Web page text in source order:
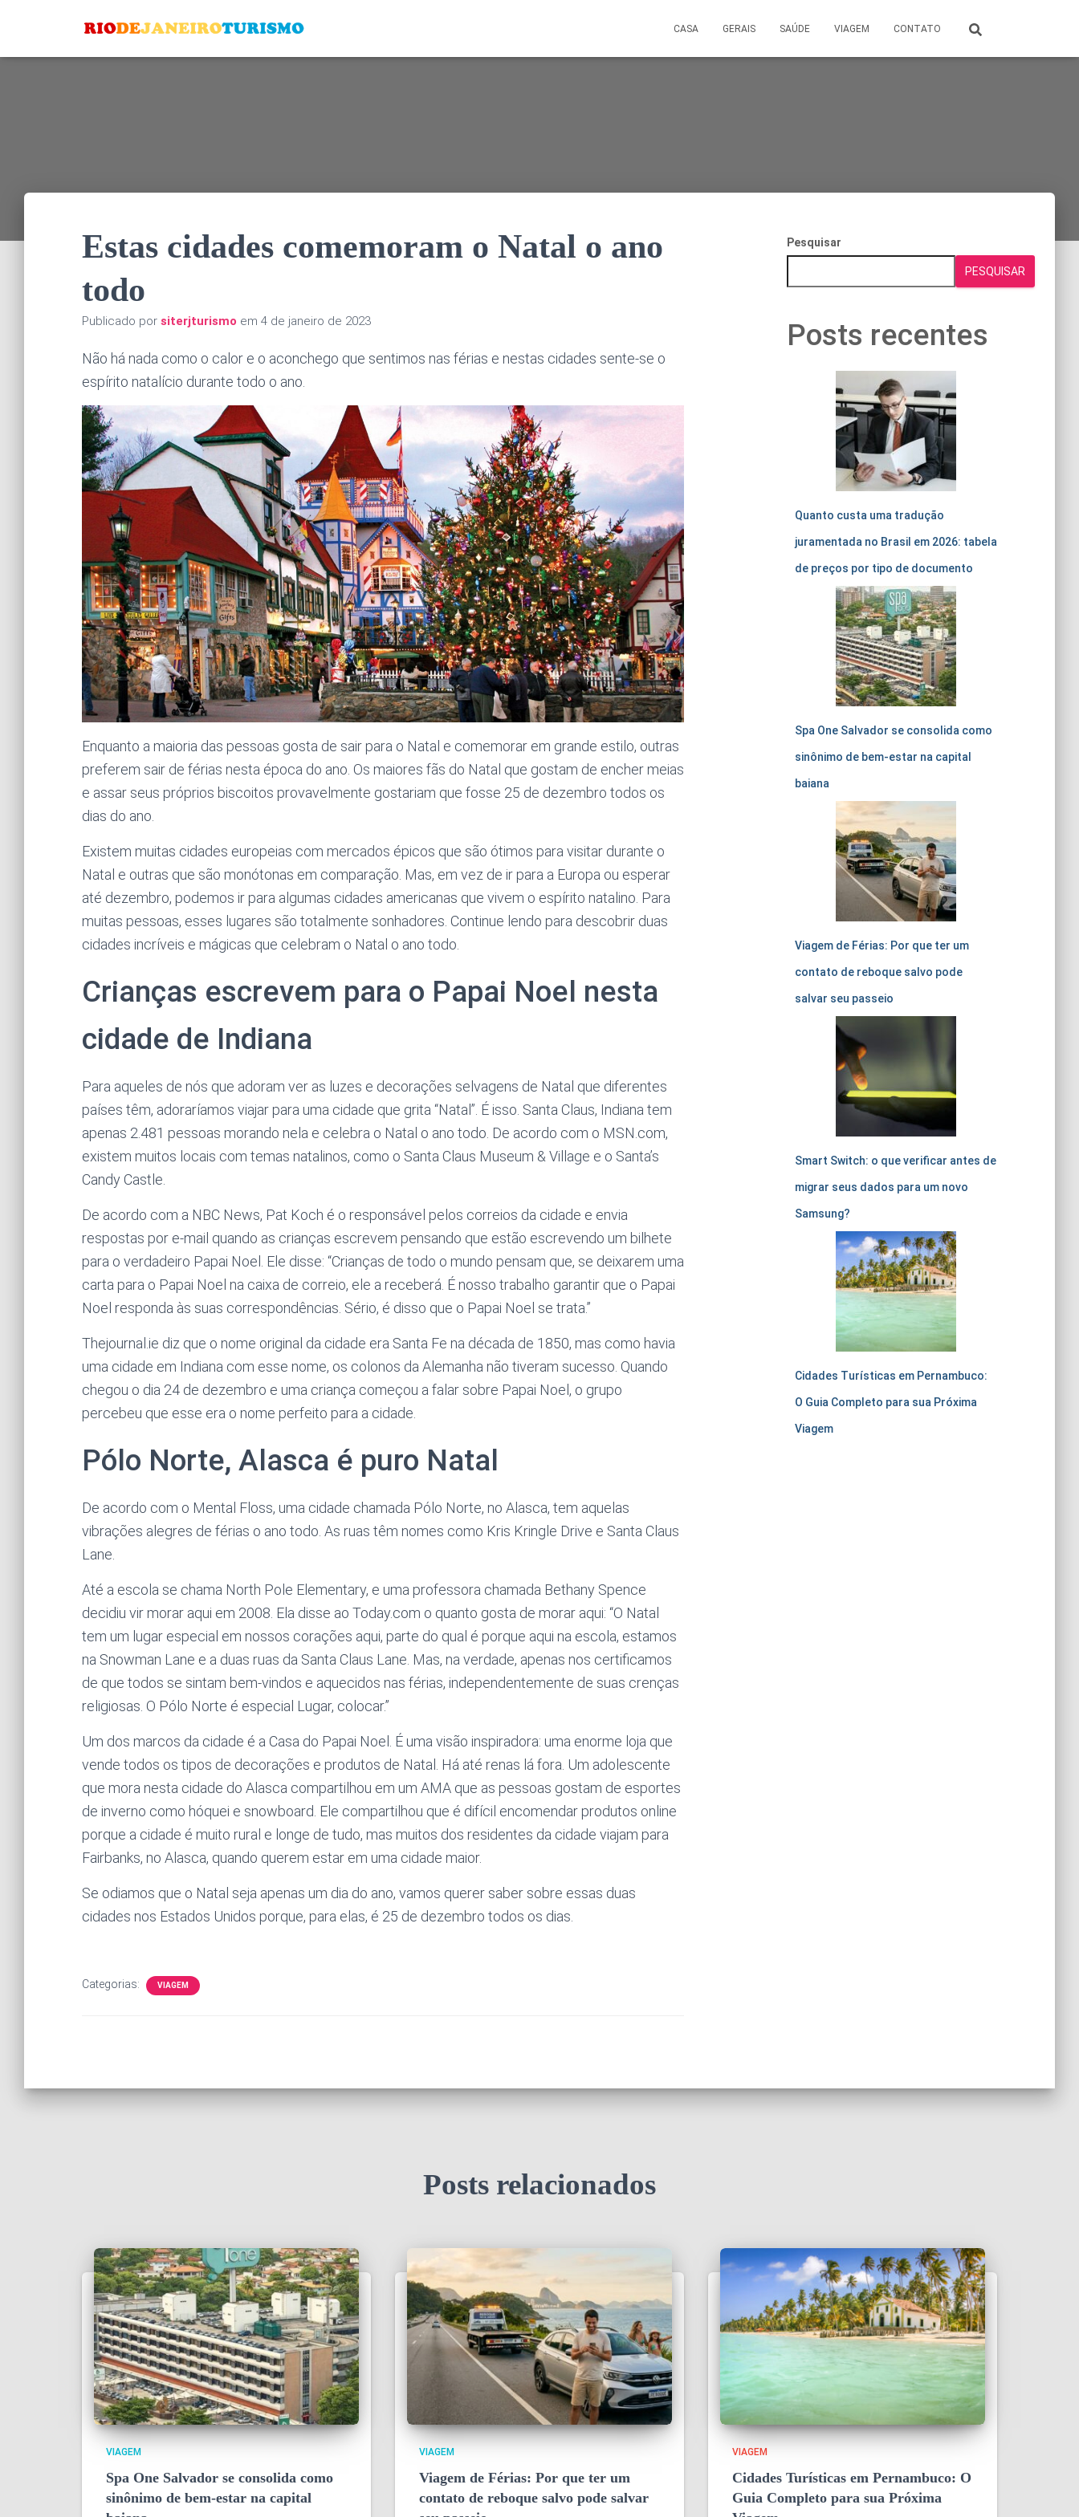
CASA GERAIS SAÚDE VIAGEM CONTATO
Estas cidades comemoram o Natal o ano
todo
Publicado por siterjturismo em 4 de janeiro de 2023
Não há nada como o calor e o aconchego que sentimos nas férias e nestas cidades sente-se o
espírito natalício durante todo o ano.
Enquanto a maioria das pessoas gosta de sair para o Natal e comemorar em grande estilo, outras
preferem sair de férias nesta época do ano. Os maiores fãs do Natal que gostam de encher meias
e assar seus próprios biscoitos provavelmente gostariam que fosse 25 de dezembro todos os
dias do ano.
Existem muitas cidades europeias com mercados épicos que são ótimos para visitar durante o
Natal e outras que são monótonas em comparação. Mas, em vez de ir para a Europa ou esperar
até dezembro, podemos ir para algumas cidades americanas que vivem o espírito natalino. Para
muitas pessoas, esses lugares são totalmente sonhadores. Continue lendo para descobrir duas
cidades incríveis e mágicas que celebram o Natal o ano todo.
Crianças escrevem para o Papai Noel nesta
cidade de Indiana
Para aqueles de nós que adoram ver as luzes e decorações selvagens de Natal que diferentes
países têm, adoraríamos viajar para uma cidade que grita “Natal”. É isso. Santa Claus, Indiana tem
apenas 2.481 pessoas morando nela e celebra o Natal o ano todo. De acordo com o MSN.com,
existem muitos locais com temas natalinos, como o Santa Claus Museum & Village e o Santa’s
Candy Castle.
De acordo com a NBC News, Pat Koch é o responsável pelos correios da cidade e envia
respostas por e-mail quando as crianças escrevem pensando que estão escrevendo um bilhete
para o verdadeiro Papai Noel. Ele disse: “Crianças de todo o mundo pensam que, se deixarem uma
carta para o Papai Noel na caixa de correio, ele a receberá. É nosso trabalho garantir que o Papai
Noel responda às suas correspondências. Sério, é disso que o Papai Noel se trata.”
Thejournal.ie diz que o nome original da cidade era Santa Fe na década de 1850, mas como havia
uma cidade em Indiana com esse nome, os colonos da Alemanha não tiveram sucesso. Quando
chegou o dia 24 de dezembro e uma criança começou a falar sobre Papai Noel, o grupo
percebeu que esse era o nome perfeito para a cidade.
Pólo Norte, Alasca é puro Natal
De acordo com o Mental Floss, uma cidade chamada Pólo Norte, no Alasca, tem aquelas
vibrações alegres de férias o ano todo. As ruas têm nomes como Kris Kringle Drive e Santa Claus
Lane.
Até a escola se chama North Pole Elementary, e uma professora chamada Bethany Spence
decidiu vir morar aqui em 2008. Ela disse ao Today.com o quanto gosta de morar aqui: “O Natal
tem um lugar especial em nossos corações aqui, parte do qual é porque aqui na escola, estamos
na Snowman Lane e a duas ruas da Santa Claus Lane. Mas, na verdade, apenas nos certificamos
de que todos se sintam bem-vindos e aquecidos nas férias, independentemente de suas crenças
religiosas. O Pólo Norte é especial Lugar, colocar.”
Um dos marcos da cidade é a Casa do Papai Noel. É uma visão inspiradora: uma enorme loja que
vende todos os tipos de decorações e produtos de Natal. Há até renas lá fora. Um adolescente
que mora nesta cidade do Alasca compartilhou em um AMA que as pessoas gostam de esportes
de inverno como hóquei e snowboard. Ele compartilhou que é difícil encomendar produtos online
porque a cidade é muito rural e longe de tudo, mas muitos dos residentes da cidade viajam para
Fairbanks, no Alasca, quando querem estar em uma cidade maior.
Se odiamos que o Natal seja apenas um dia do ano, vamos querer saber sobre essas duas
cidades nos Estados Unidos porque, para elas, é 25 de dezembro todos os dias.
Categorias: VIAGEM
Pesquisar
PESQUISAR
Posts recentes
Quanto custa uma tradução
juramentada no Brasil em 2026: tabela
de preços por tipo de documento
Spa One Salvador se consolida como
sinônimo de bem-estar na capital
baiana
Viagem de Férias: Por que ter um
contato de reboque salvo pode
salvar seu passeio
Smart Switch: o que verificar antes de
migrar seus dados para um novo
Samsung?
Cidades Turísticas em Pernambuco:
O Guia Completo para sua Próxima
Viagem
Posts relacionados
VIAGEM
Spa One Salvador se consolida como
sinônimo de bem-estar na capital
VIAGEM
Viagem de Férias: Por que ter um
contato de reboque salvo pode salvar
VIAGEM
Cidades Turísticas em Pernambuco: O
Guia Completo para sua Próxima